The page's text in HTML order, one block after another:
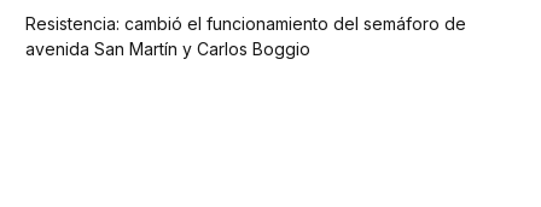
Resistencia: cambió el funcionamiento del semáforo de
avenida San Martín y Carlos Boggio